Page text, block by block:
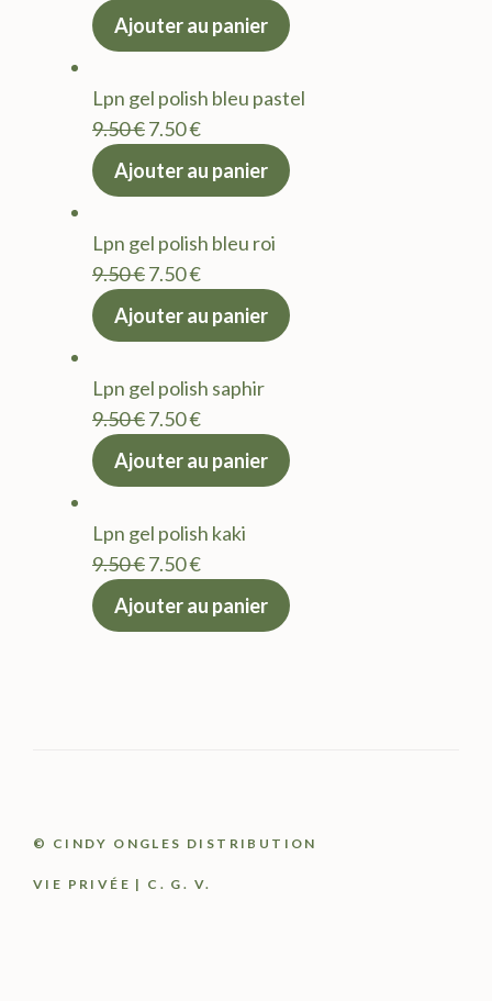
prix
9.50 €.
actuel
7.50 €.
Ajouter au panier
Lpn gel polish bleu pastel
9.50€Le
prix
9.50 €.
7.50€Le
actuel
7.50 €.
Ajouter au panier
Lpn gel polish bleu roi
9.50€Le
prix
9.50 €.
7.50€Le
actuel
7.50 €.
Ajouter au panier
Lpn gel polish saphir
9.50€Le
prix
9.50 €.
7.50€Le
actuel
7.50 €.
Ajouter au panier
Lpn gel polish kaki
9.50€Le
prix
7.50€Le
actuel
Ajouter au panier
© CINDY ONGLES DISTRIBUTION
VIE PRIVÉE | C. G. V.